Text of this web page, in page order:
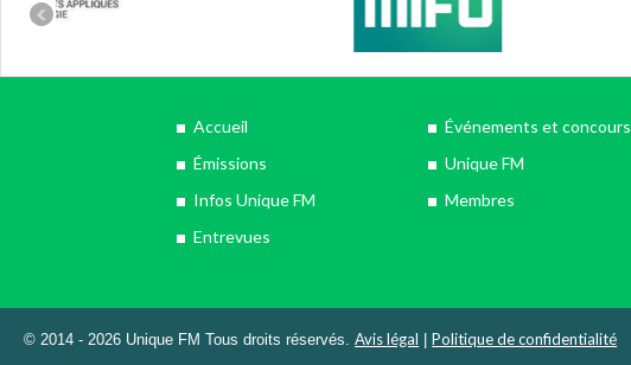
Accueil
Émissions
Infos Unique FM
Entrevues
Événements et concours
Unique FM
Membres
© 2014 - 2026 Unique FM Tous droits réservés.Avis légal Politique de confidentialité